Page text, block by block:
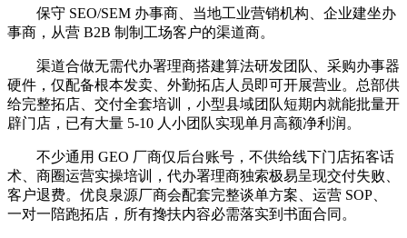
保守 SEO/SEM 办事商、当地工业营销机构、企业建坐办
事商，从营 B2B 制制工场客户的渠道商。
渠道合做无需代办署理商搭建算法研发团队、采购办事器
硬件，仅配备根本发卖、外勤拓店人员即可开展营业。总部供
给完整拓店、交付全套培训，小型县域团队短期内就能批量开
辟门店，已有大量 5-10 人小团队实现单月高额净利润。
不少通用 GEO 厂商仅后台账号，不供给线下门店拓客话
术、商圈运营实操培训，代办署理商独索极易呈现交付失败、
客户退费。优良泉源厂商会配套完整谈单方案、运营 SOP、
一对一陪跑拓店，所有搀扶内容必需落实到书面合同。